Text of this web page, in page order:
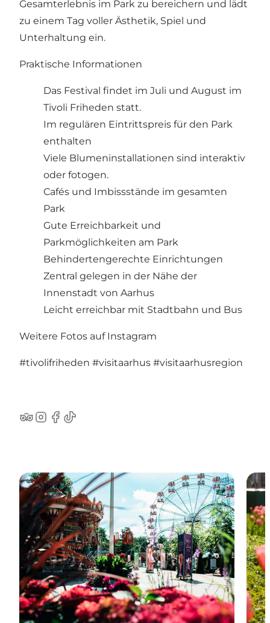
Gesamterlebnis im Park zu bereichern und lädt
zu einem Tag voller Ästhetik, Spiel und
Unterhaltung ein.
Praktische Informationen
Das Festival findet im Juli und August im
Tivoli Friheden statt.
Im regulären Eintrittspreis für den Park
enthalten
Viele Blumeninstallationen sind interaktiv
oder fotogen.
Cafés und Imbissstände im gesamten
Park
Gute Erreichbarkeit und
Parkmöglichkeiten am Park
Behindertengerechte Einrichtungen
Zentral gelegen in der Nähe der
Innenstadt von Aarhus
Leicht erreichbar mit Stadtbahn und Bus
Weitere Fotos auf Instagram
#tivolifriheden #visitaarhus #visitaarhusregion
TripAdvisor
Instagram
Facebook
TikTok